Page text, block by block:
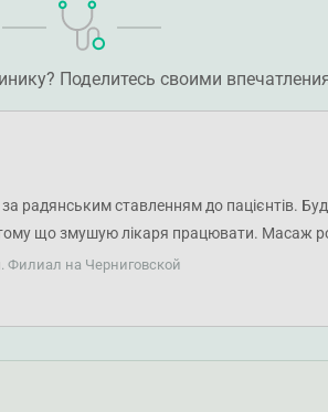
Поделитесь своими
радянським ставленням до пацієнтів.
що змушую лікаря працювати. Масаж
же тип масажу в цій же філії клініки).
Филиал на Черниговской